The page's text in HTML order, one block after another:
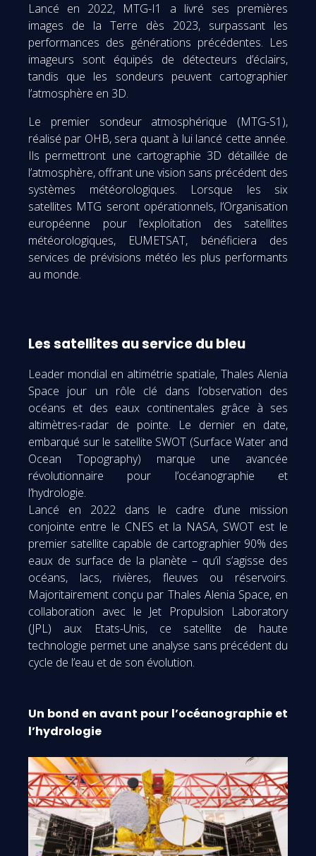
Lancé en 2022, MTG-I1 a livré ses premières
images de la Terre dès 2023, surpassant les
performances des générations précédentes. Les
imageurs sont équipés de détecteurs d’éclairs,
tandis que les sondeurs peuvent cartographier
l’atmosphère en 3D.
Le premier sondeur atmosphérique (MTG-S1),
réalisé par OHB, sera quant à lui lancé cette année.
Ils permettront une cartographie 3D détaillée de
l’atmosphère, offrant une vision sans précédent des
systèmes météorologiques. Lorsque les six
satellites MTG seront opérationnels, l’Organisation
européenne pour l’exploitation des satellites
météorologiques, EUMETSAT, bénéficiera des
services de prévisions météo les plus performants
au monde.
Les satellites au service du bleu
Leader mondial en altimétrie spatiale, Thales Alenia
Space jour un rôle clé dans l’observation des
océans et des eaux continentales grâce à ses
altimètres-radar de pointe. Le dernier en date,
embarqué sur le satellite SWOT (Surface Water and
Ocean Topography) marque une avancée
révolutionnaire pour l’océanographie et
l’hydrologie.
Lancé en 2022 dans le cadre d’une mission
conjointe entre le CNES et la NASA, SWOT est le
premier satellite capable de cartographier 90% des
eaux de surface de la planète – qu’il s’agisse des
océans, lacs, rivières, fleuves ou réservoirs.
Majoritairement conçu par Thales Alenia Space, en
collaboration avec le Jet Propulsion Laboratory
(JPL) aux Etats-Unis, ce satellite de haute
technologie permet une analyse sans précédent du
cycle de l’eau et de son évolution.
Un bond en avant pour l’océanographie et
l’hydrologie